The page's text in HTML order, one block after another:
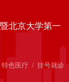
北京大学第一
特色医疗 / 挂号就诊